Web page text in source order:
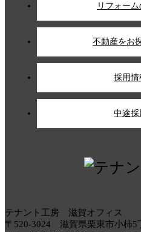
リフォー
不動産をお
採用情
中途採
テナント工房 滋賀オフィス
〒520-3024 滋賀県栗東市小柿5